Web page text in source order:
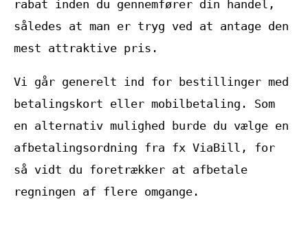
rabat inden du gennemfører din handel,
således at man er tryg ved at antage den
mest attraktive pris.
Vi går generelt ind for bestillinger med
betalingskort eller mobilbetaling. Som
en alternativ mulighed burde du vælge en
afbetalingsordning fra fx ViaBill, for
så vidt du foretrækker at afbetale
regningen af flere omgange.